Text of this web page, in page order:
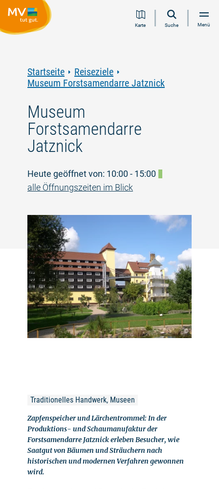
Inhalt
Navigation
Volltextsuche
FooterKarte Suche Menü
Startseite
Reiseziele
Museum Forstsamendarre Jatznick
Museum
Forstsamendarre
Jatznick
Heute geöffnet von: 10:00 - 15:00
alle Öffnungszeiten im Blick
©
Traditionelles Handwerk, Museen
Zapfenspeicher und Lärchentrommel: In der
Produktions- und Schaumanufaktur der
Forstsamendarre Jatznick erleben Besucher, wie
Saatgut von Bäumen und Sträuchern nach
historischen und modernen Verfahren gewonnen
wird.